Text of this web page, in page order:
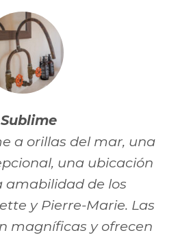
Sublime
a orillas del mar, una
una ubicación
amabilidad de los
y Pierre-Marie. Las
magníficas y ofrecen